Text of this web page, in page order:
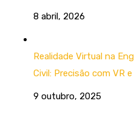
8 abril, 2026
Realidade Virtual na
Civil: Precisão com VR e
9 outubro, 2025